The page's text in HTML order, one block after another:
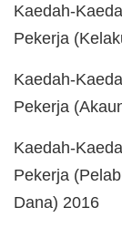
Kaedah-
Pekerja
Kaedah-
Pekerja
Kaedah-
Pekerja
Dana) 2016